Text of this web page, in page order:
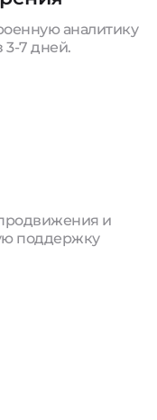
аналитику
3-7 дней.
и
поддержку